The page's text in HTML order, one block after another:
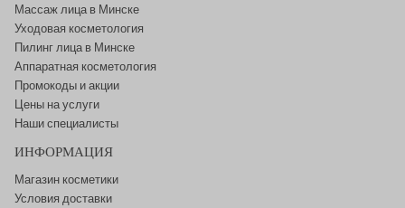
Массаж лица в Минске
Уходовая косметология
Пилинг лица в Минске
Аппаратная косметология
Промокоды и акции
Цены на услуги
Наши специалисты
ИНФОРМАЦИЯ
Магазин косметики
Условия доставки